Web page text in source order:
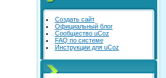
Создать сайт
Официальный блог
Сообщество uCoz
FAQ по системе
Инструкции для uCoz